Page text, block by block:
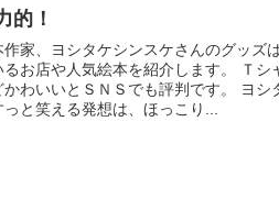
的！
作家、ヨシタケシンスケさんのグッズ
るお店や人気絵本を紹介します。 Ｔシ
かわいいとＳＮＳでも評判です。 ヨシ
っと笑える発想は、ほっこり...